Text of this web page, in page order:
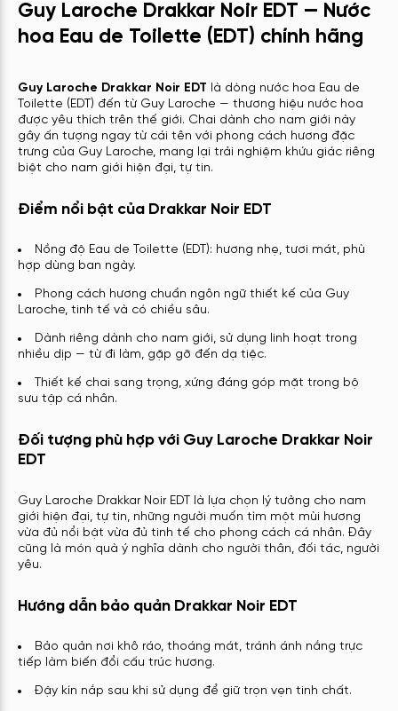
Guy Laroche Drakkar Noir EDT — Nước
hoa Eau de Toilette (EDT) chính hãng
Guy Laroche Drakkar Noir EDT là dòng nước hoa Eau de
Toilette (EDT) đến từ Guy Laroche — thương hiệu nước hoa
được yêu thích trên thế giới. Chai dành cho nam giới này
gây ấn tượng ngay từ cái tên với phong cách hương đặc
trưng của Guy Laroche, mang lại trải nghiệm khứu giác riêng
biệt cho nam giới hiện đại, tự tin.
Điểm nổi bật của Drakkar Noir EDT
Nồng độ Eau de Toilette (EDT): hương nhẹ, tươi mát, phù
hợp dùng ban ngày.
Phong cách hương chuẩn ngôn ngữ thiết kế của Guy
Laroche, tinh tế và có chiều sâu.
Dành riêng dành cho nam giới, sử dụng linh hoạt trong
nhiều dịp — từ đi làm, gặp gỡ đến dạ tiệc.
Thiết kế chai sang trọng, xứng đáng góp mặt trong bộ
sưu tập cá nhân.
Đối tượng phù hợp với Guy Laroche Drakkar Noir
EDT
Guy Laroche Drakkar Noir EDT là lựa chọn lý tưởng cho nam
giới hiện đại, tự tin, những người muốn tìm một mùi hương
vừa đủ nổi bật vừa đủ tinh tế cho phong cách cá nhân. Đây
cũng là món quà ý nghĩa dành cho người thân, đối tác, người
yêu.
Hướng dẫn bảo quản Drakkar Noir EDT
Bảo quản nơi khô ráo, thoáng mát, tránh ánh nắng trực
tiếp làm biến đổi cấu trúc hương.
Đậy kín nắp sau khi sử dụng để giữ trọn vẹn tinh chất.